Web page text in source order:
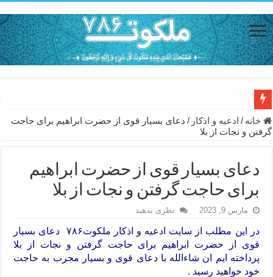
حاجت روایی با ذکر صلوات خاصه امام رضا (ع) – دعای شفای بیمار از
دعای حفظ جان خانواده از بلا در سفر – دعای دفع بلا در قرآن
دعای مجرب برای رفع گرفتاری – ذکر قوی برای جلوگیری از اندوه و
دعا برای عاشق شدن طرف مقابل – عاشق کردن طرف مقابل از راه
دعای حفظ جان عزیزان از بلا در سفر – دعا برای رفع حوادث بد روزانه
دعای روزی و رفع فقر – دعای مجرب برای گشایش مالی و برکت در کار
دعای قوی برای حاجات دنیا و آخرت – حاجت روایی و رفع مشکلات
خانه / ادعيه و اذكار / دعای بسیار قوی از حضرت ابراهیم برای حاجت
گرفتن و نجات از بلا
دعای بسیار قوی از حضرت ابراهیم
برای حاجت گرفتن و نجات از بلا
مارس 9, 2023 نظری بدهید
در این مطلب از سایت ادعیه و اذکار ملکوت۷۸۶
دعای بسیار
قوی از حضرت ابراهیم برای حاجت گرفتن و نجات از بلا
پرداخته ایم ان شاءالله با دعای قوی و بسیار مجرب به حاجت
خود خواهید رسید .